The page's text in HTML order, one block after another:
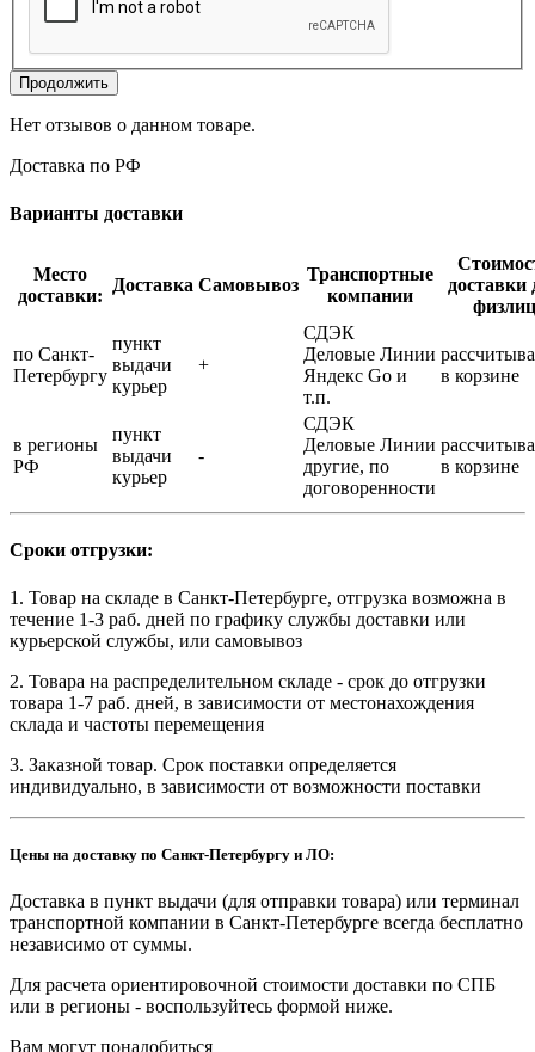
Продолжить
Нет отзывов о данном товаре.
Доставка по РФ
Варианты доставки
Место
доставки:
Доставка Самовывоз
Транспортные
компании
доставки
физлиц
по Санкт-
Петербургу
пункт
выдачи
курьер
+
СДЭК
Деловые Линии
Яндекс Go и
т.п.
в корзине
в регионы
РФ
пункт
выдачи
курьер
-
СДЭК
Деловые Линии
другие, по
договоренности
в корзине
Сроки отгрузки:
1. Товар на складе в Санкт-Петербурге, отгрузка возможна в
течение 1-3 раб. дней по графику службы доставки или
курьерской службы, или самовывоз
2. Товара на распределительном складе - срок до отгрузки
товара 1-7 раб. дней, в зависимости от местонахождения
склада и частоты перемещения
3. Заказной товар. Срок поставки определяется
индивидуально, в зависимости от возможности поставки
Цены на доставку по Санкт-Петербургу и ЛО:
Доставка в пункт выдачи (для отправки товара) или терминал
транспортной компании в Санкт-Петербурге всегда бесплатно
независимо от суммы.
Для расчета ориентировочной стоимости доставки по СПБ
или в регионы - воспользуйтесь формой ниже.
Вам могут понадобиться